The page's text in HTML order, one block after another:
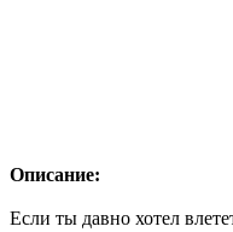
Описание:
Если ты давно хотел